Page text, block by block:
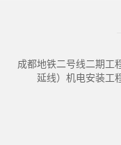
成都地铁二号线二期工
延线）机电安装工